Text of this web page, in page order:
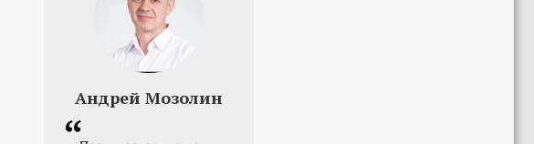
Андрей Мозолин